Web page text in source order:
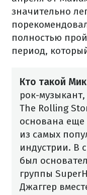
значительно
полностью
период,
Кто такой
рок-
The Rolling
основана еще
из самых
индустрии. В
был
группы
Джаггер